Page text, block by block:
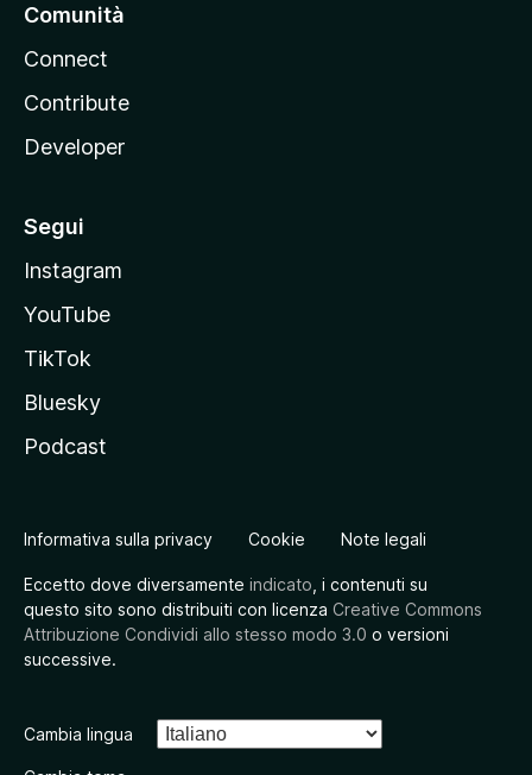
Comunità
Connect
Contribute
Developer
Segui
Instagram
YouTube
TikTok
Bluesky
Podcast
Informativa sulla privacy Cookie Note legali
Eccetto dove diversamente indicato , i contenuti su
questo sito sono distribuiti con licenza Creative Commons
Attribuzione Condividi allo stesso modo 3.0 o versioni
successive.
Cambia lingua